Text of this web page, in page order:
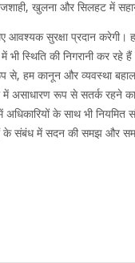
खुलना और सिलहट में
आवश्यक सुरक्षा प्रदान
स्थिति की निगरानी कर रहे
से, हम कानून और व्यवस्था
में असाधारण रूप से सतर्क रहने
के साथ भी नियमित
के संबंध में सदन की समझ और